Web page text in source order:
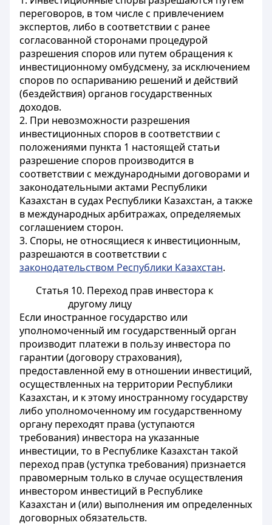
переговоров, в том числе с привлечением
экспертов, либо в соответствии с ранее
согласованной сторонами процедурой
разрешения споров или путем обращения к
инвестиционному омбудсмену, за исключением
споров по оспариванию решений и действий
(бездействия) органов государственных
доходов.
2. При невозможности разрешения
инвестиционных споров в соответствии с
положениями пункта 1 настоящей статьи
разрешение споров производится в
соответствии с международными договорами и
законодательными актами Республики
Казахстан в судах Республики Казахстан, а также
в международных арбитражах, определяемых
соглашением сторон.
3. Споры, не относящиеся к инвестиционным,
разрешаются в соответствии с
законодательством Республики Казахстан.
Статья 10. Переход прав инвестора к
другому лицу
Если иностранное государство или
уполномоченный им государственный орган
производит платежи в пользу инвестора по
гарантии (договору страхования),
предоставленной ему в отношении инвестиций,
осуществленных на территории Республики
Казахстан, и к этому иностранному государству
либо уполномоченному им государственному
органу переходят права (уступаются
требования) инвестора на указанные
инвестиции, то в Республике Казахстан такой
переход прав (уступка требования) признается
правомерным только в случае осуществления
инвестором инвестиций в Республике
Казахстан и (или) выполнения им определенных
договорных обязательств.